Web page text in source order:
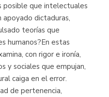
posible que intelectuales
dictaduras,
teorías que
humanos?En estas
con rigor e ironía,
y sociales que empujan,
caiga en el error.
de pertenencia,